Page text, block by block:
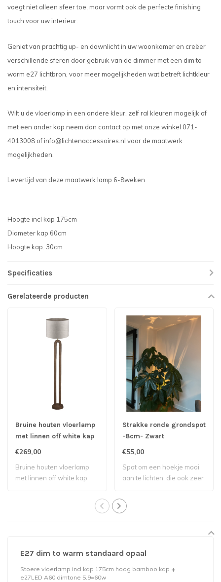
voegt niet alleen sfeer toe, maar vormt ook de perfecte finishing
touch voor uw interieur.
Geniet van prachtig up- en downlicht in uw woonkamer en creëer
verschillende sferen door gebruik van de dimmer met een dim to
warm e27 lichtbron, voor meer mogelijkheden wat betreft lichtkleur
en intensiteit.
Wilt u de vloerlamp in een andere kleur, zelf ral kleuren mogelijk of
met een ander kap neem dan contact op met onze winkel 071-
4013008 of info@lichtenaccessoires.nl voor de maatwerk
mogelijkheden.
Levertijd van deze maatwerk lamp 6-8weken
Hoogte incl kap 175cm
Diameter kap 60cm
Hoogte kap. 30cm
Specificaties
Gerelateerde producten
Bruine houten vloerlamp
met linnen off white kap
€269,00
Bruine houten vloerlamp
met linnen off white kap
Strakke ronde grondspot
-8cm- Zwart
€55,00
Spot om een hoekje mooi
aan te lichten, die ook zeer
E27 dim to warm standaard opaal
Stoere vloerlamp incl kap 175cm hoog bamboo kap
e27LED A60 dimtone 5.9=60w